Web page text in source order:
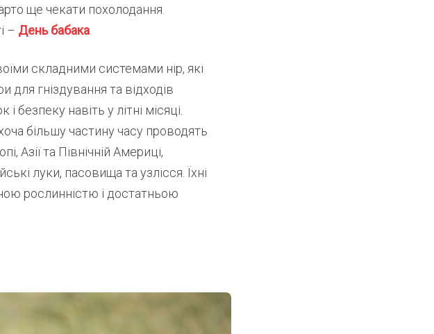
ще чекати похолодання.
– День бабака
складними системами нір, які
для гніздування та відходів
безпеку навіть у літні місяці.
більшу частину часу проводять
Азії та Північній Америці,
луки, пасовища та узлісся. Їхні
рослинністю і достатньою